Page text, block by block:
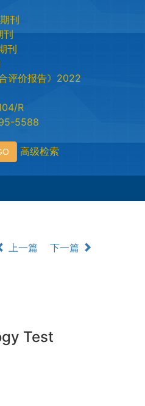
刊
刊
刊
评价报告》2022
R
5588
上一篇 下一篇
Test